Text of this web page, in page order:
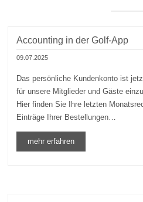
Accounting in der Golf-App
09.07.2025
Das persönliche Kundenkonto ist
für unsere Mitglieder und Gäste
Hier finden Sie Ihre letzten
Einträge Ihrer Bestellungen…
mehr erfahren